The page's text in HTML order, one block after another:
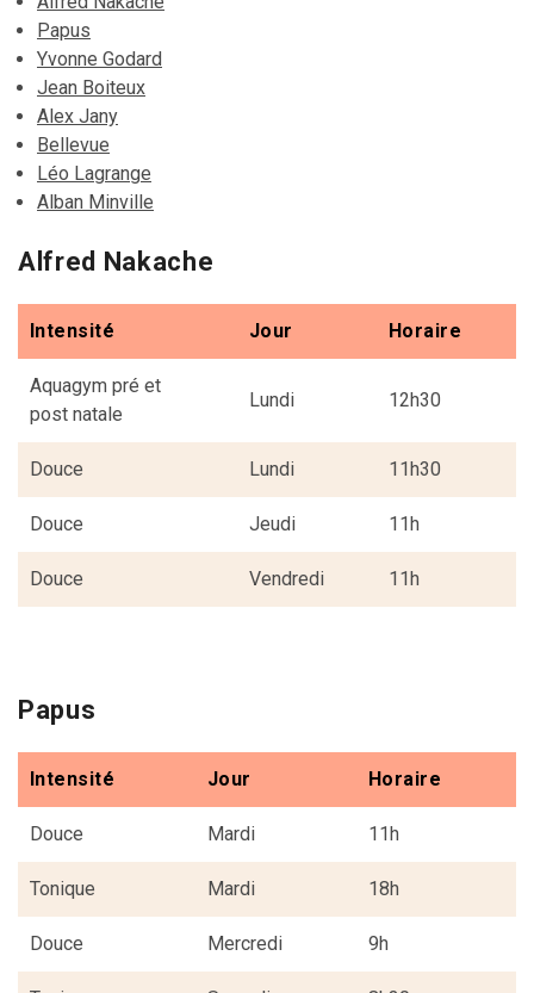
Papus
Yvonne Godard
Jean Boiteux
Alex Jany
Bellevue
Léo Lagrange
Alban Minville
Alfred Nakache
Intensité Jour Horaire
Aquagym pré et
post natale
Lundi 12h30
Douce Lundi 11h30
Douce Jeudi 11h
Douce Vendredi 11h
Papus
Intensité Jour Horaire
Douce Mardi 11h
Tonique Mardi 18h
Douce Mercredi 9h